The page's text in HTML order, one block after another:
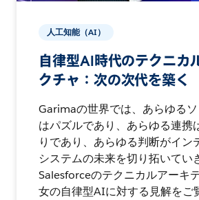
人工知能（AI）
自律型AI時代のテクニカ
クチャ：次の次代を築く
Garimaの世界では、あらゆる
はパズルであり、あらゆる連携
りであり、あらゆる判断がイン
システムの未来を切り拓いてい
Salesforceのテクニカルアーキ
女の自律型AIに対する見解をご